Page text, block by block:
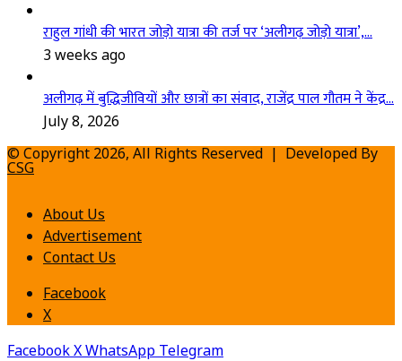
राहुल गांधी की भारत जोड़ो यात्रा की तर्ज पर ‘अलीगढ़ जोड़ो यात्रा’,…
3 weeks ago
अलीगढ़ में बुद्धिजीवियों और छात्रों का संवाद, राजेंद्र पाल गौतम ने केंद्र…
July 8, 2026
© Copyright 2026, All Rights Reserved | Developed By
CSG
About Us
Advertisement
Contact Us
Facebook
X
FacebookXWhatsApp Telegram